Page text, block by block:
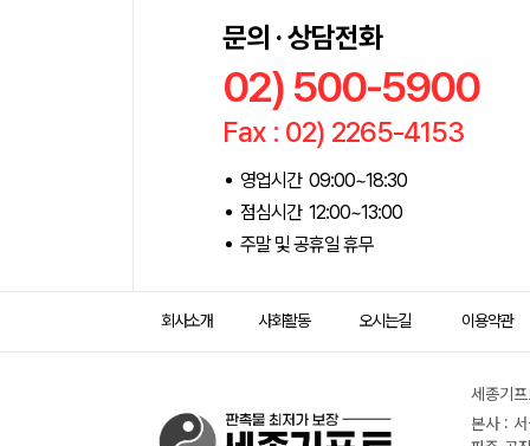
문의 · 상담전화
02) 500-5900
Fax : 02) 2265-4153
영업시간 09:00~18:30
점심시간 12:00~13:00
주말 및 공휴일 휴무
회사소개 사회활동 오시는길 이용약관
세종기
본사 :